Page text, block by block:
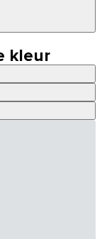
kleur